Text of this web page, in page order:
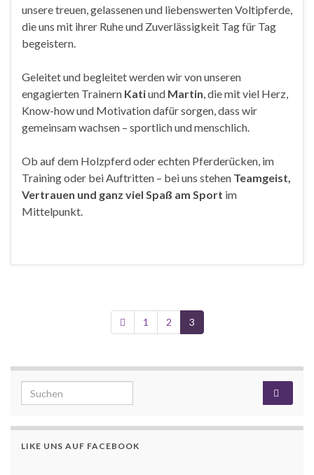
unsere treuen, gelassenen und liebenswerten Voltipferde,
die uns mit ihrer Ruhe und Zuverlässigkeit Tag für Tag
begeistern.
Geleitet und begleitet werden wir von unseren
engagierten Trainern Katiund Martin, die mit viel Herz,
Know-how und Motivation dafür sorgen, dass wir
gemeinsam wachsen – sportlich und menschlich.
Ob auf dem Holzpferd oder echten Pferderücken, im
Training oder bei Auftritten – bei uns stehen Teamgeist,
Vertrauen und ganz viel Spaß am Sport im
Mittelpunkt.
1 2 3
Search for:
LIKE UNS AUF FACEBOOK